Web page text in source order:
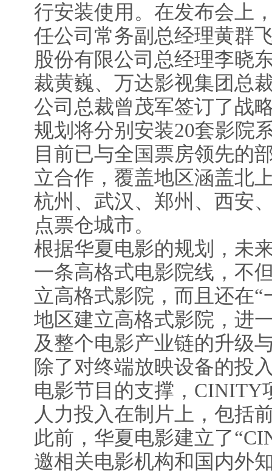
行安装使用。在发布会上
任公司常务副总经理黄群
股份有限公司总经理李晓
裁黄巍、万达影视集团总
公司总裁曾茂军签订了战
规划将分别安装20套影院
目前已与全国票房领先的
立合作，覆盖地区涵盖北
杭州、武汉、郑州、西安
点票仓城市。
根据华夏电影的规划，未
一条高格式电影院线，不
立高格式影院，而且还在
地区建立高格式影院，进
及整个电影产业链的升级
除了对终端放映设备的投
电影节目的支撑，CINITY
人力投入在制片上，包括
此前，华夏电影建立了
邀相关电影机构和国内外